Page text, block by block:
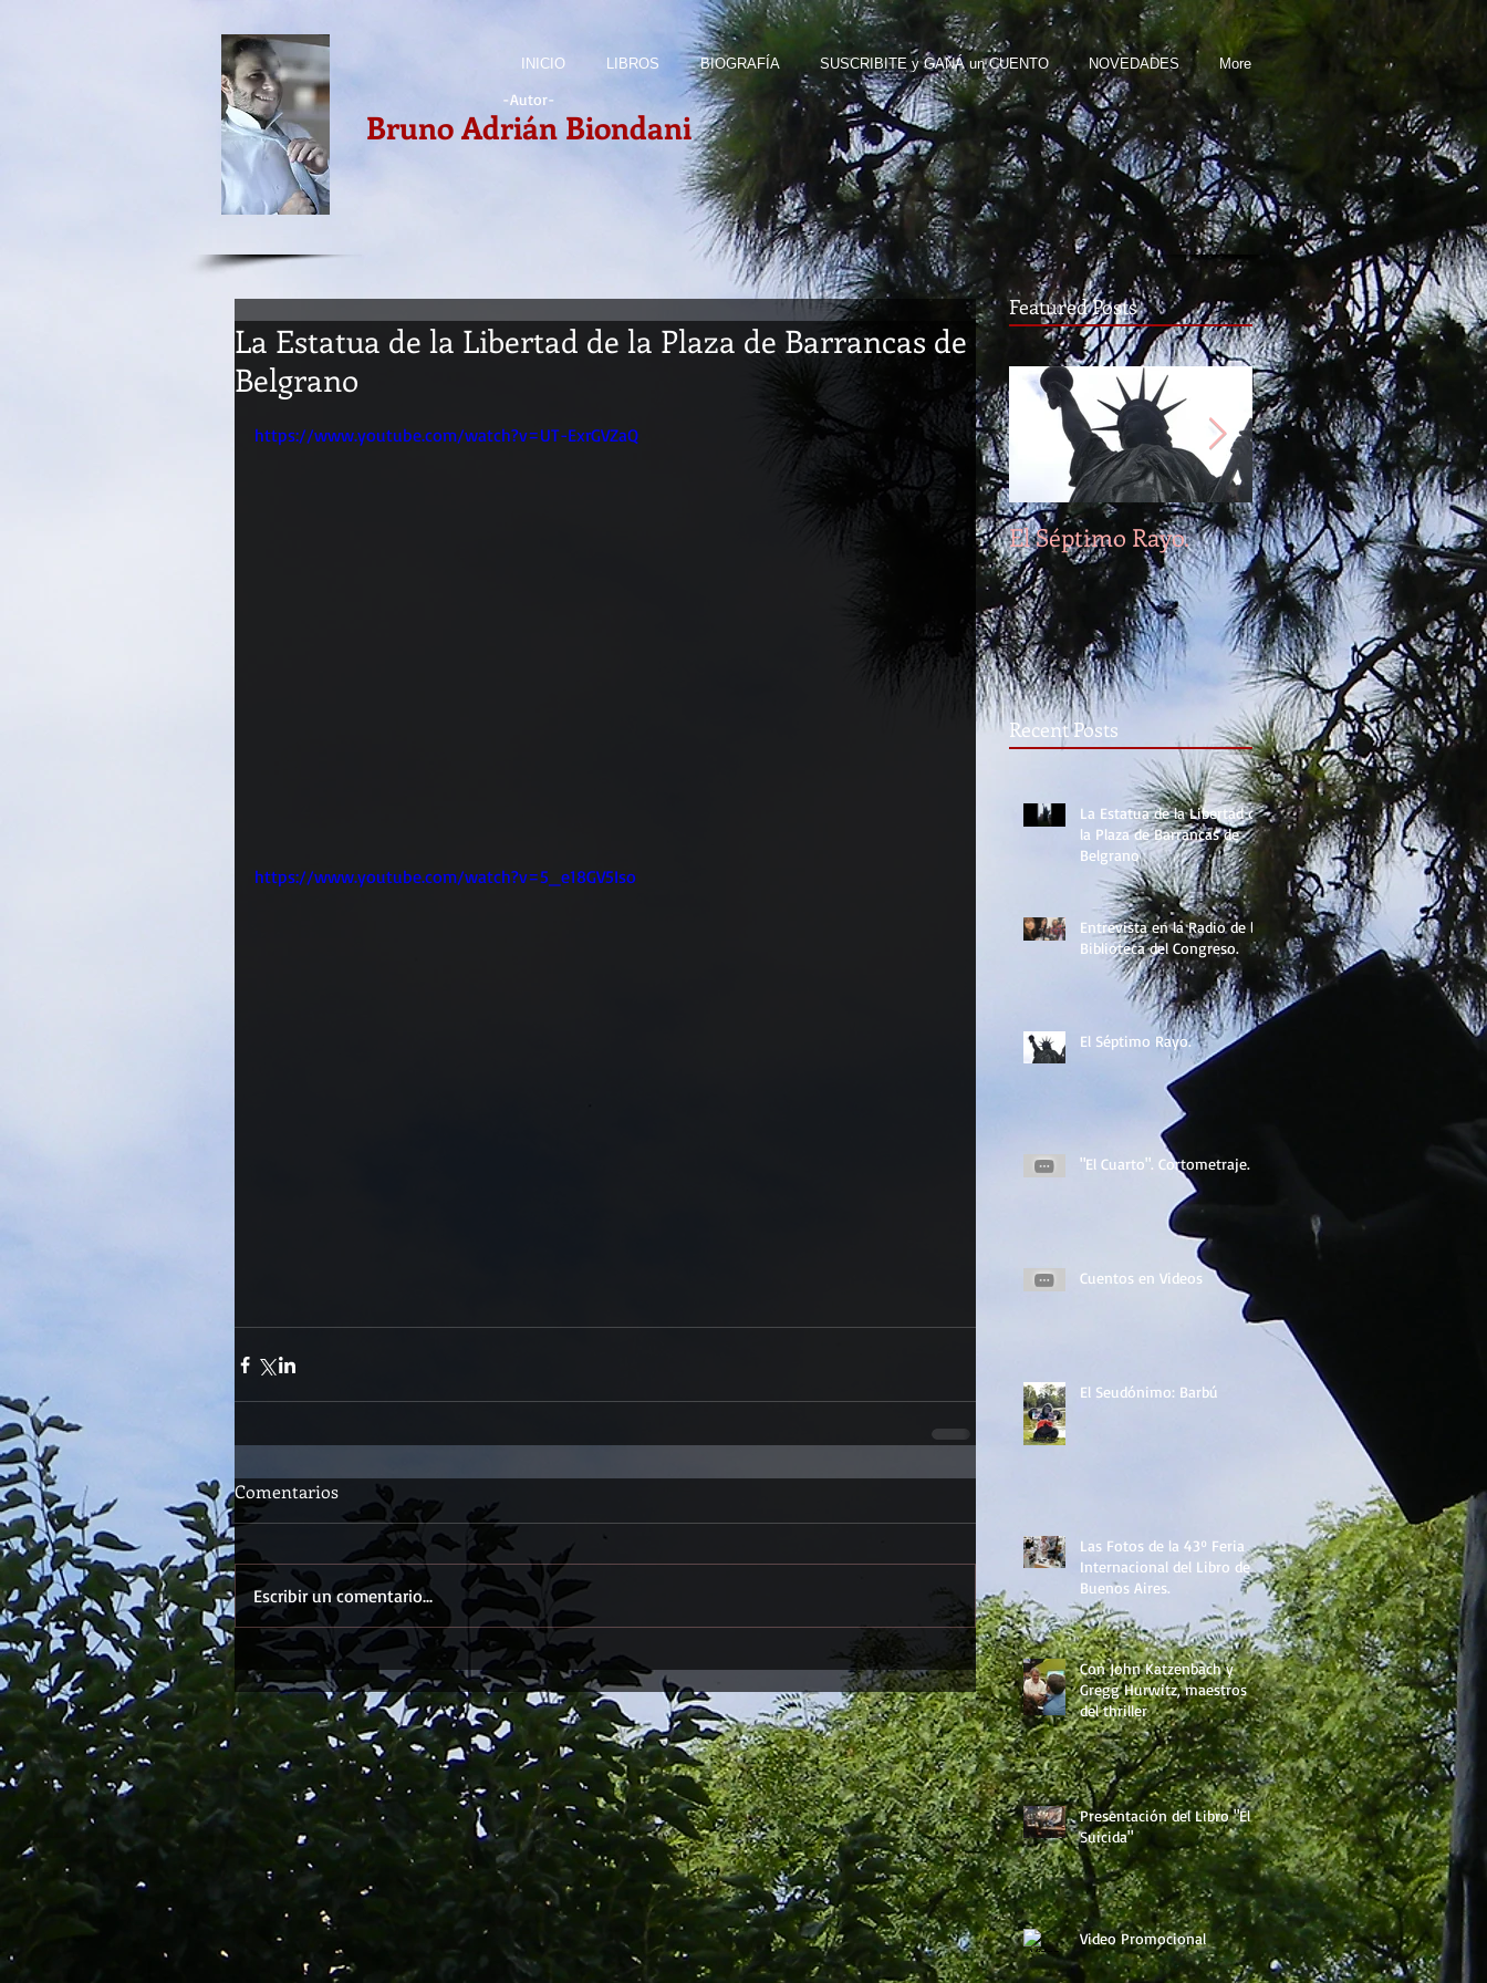
INICIO LIBROS BIOGRAFÍA SUSCRIBITE y GANÁ un CUENTO NOVEDADES More
-Autor-
Bruno Adrián Biondani
La Estatua de la Libertad de la Plaza de Barrancas de
Belgrano
https://www.youtube.com/watch?v=UT-ExrGVZaQ
https://www.youtube.com/watch?v=5_e18GV5Iso
Comentarios
Escribir un comentario...
Featured Posts
El Séptimo Rayo. El Seudónimo: Barbú
Recent Posts
La Estatua de la Libertad de
la Plaza de Barrancas de
Belgrano
Entrevista en la Radio de la
Biblioteca del Congreso.
El Séptimo Rayo.
"El Cuarto". Cortometraje.
Cuentos en Videos
El Seudónimo: Barbú
Las Fotos de la 43º Feria
Internacional del Libro de
Buenos Aires.
Con John Katzenbach y
Gregg Hurwitz, maestros
del thriller
Presentación del Libro "El
Suicida"
Video Promocional